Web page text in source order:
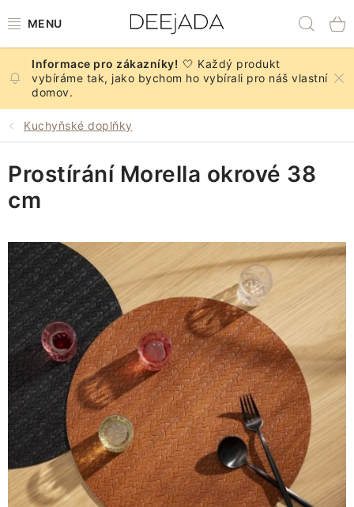
na
NOVINKY
PODZIM
KOUPELNA
ZNAČKY
VÁNOCE
JARO
Doprava a platba
FAQ - nejčastější dotazy
Vrácení zboží a reklamace
Obchodní podmínky
Ochrana Osobních údajů GDPR
Spojte se s námi
🤍 Každý produkt
vybíráme tak, jako bychom ho vybírali pro náš vlastní
domov.
Kuchyňské doplňky
Prostírání Morella okrové 38
cm